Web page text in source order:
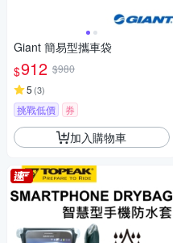
Giant 簡易型攜車袋
$912 $980
5 (3)
挑戰低價 券
加入購物車